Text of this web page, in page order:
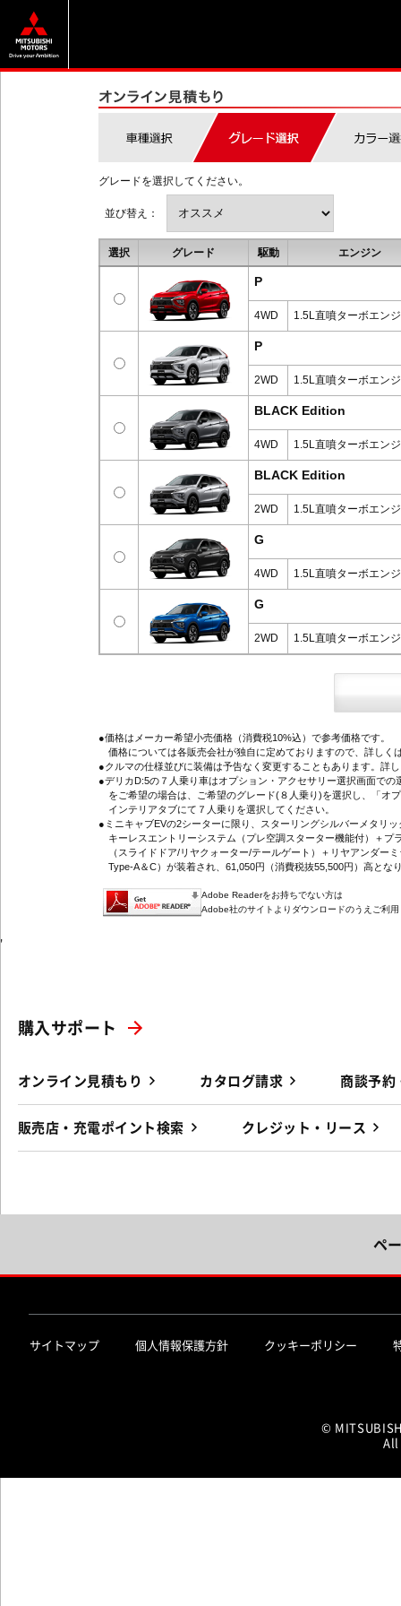
グレードを選択してください。
並び替え：
選択 グレード 駆動 エンジン
P
4WD 1.5L直噴ターボエン
P
2WD 1.5L直噴ターボエン
BLACK Edition
4WD 1.5L直噴ターボエン
BLACK Edition
2WD 1.5L直噴ターボエン
G
4WD 1.5L直噴ターボエン
G
2WD 1.5L直噴ターボエン
●価格はメーカー希望小売価格（消費税10%込）で参考価格です。
価格については各販売会社が独自に定めておりますので、詳しく
●クルマの仕様並びに装備は予告なく変更することもあります。詳
●デリカD:5の７人乗り車はオプション・アクセサリー選択画面での
をご希望の場合は、ご希望のグレード(８人乗り)を選択し、「オ
インテリアタブにて７人乗りを選択してください。
●ミニキャブEVの2シーターに限り、スターリングシルバーメタリ
キーレスエントリーシステム（プレ空調スターター機能付）＋プ
（スライドドア/リヤクォーター/テールゲート）＋リヤアンダー
Type-A＆C）が装着され、61,050円（消費税抜55,500円）高とな
Adobe Readerをお持ちでない方は
Adobe社のサイトよりダウンロードのうえご利
'
購入サポート
オンライン見積もり カタログ請求 商談予約
販売店・充電ポイント検索 クレジット・リース
ペ
サイトマップ 個人情報保護方針 クッキーポリシー
©
All